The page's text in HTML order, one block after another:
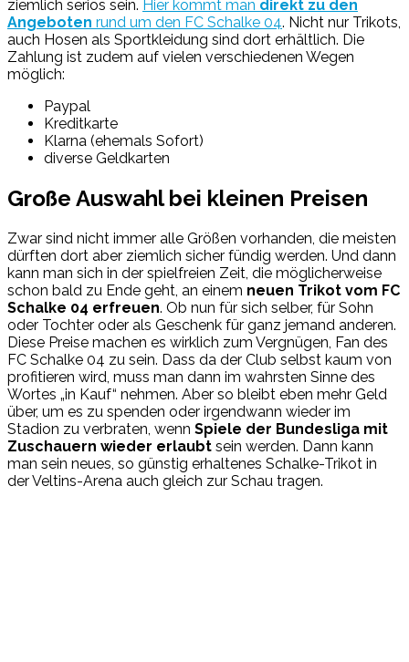
ziemlich seriös sein. Hier kommt man direkt zu den
Angeboten rund um den FC Schalke 04. Nicht nur Trikots,
auch Hosen als Sportkleidung sind dort erhältlich. Die
Zahlung ist zudem auf vielen verschiedenen Wegen
möglich:
Paypal
Kreditkarte
Klarna (ehemals Sofort)
diverse Geldkarten
Große Auswahl bei kleinen Preisen
Zwar sind nicht immer alle Größen vorhanden, die meisten
dürften dort aber ziemlich sicher fündig werden. Und dann
kann man sich in der spielfreien Zeit, die möglicherweise
schon bald zu Ende geht, an einem neuen Trikot vom FC
Schalke 04 erfreuen. Ob nun für sich selber, für Sohn
oder Tochter oder als Geschenk für ganz jemand anderen.
Diese Preise machen es wirklich zum Vergnügen, Fan des
FC Schalke 04 zu sein. Dass da der Club selbst kaum von
profitieren wird, muss man dann im wahrsten Sinne des
Wortes „in Kauf“ nehmen. Aber so bleibt eben mehr Geld
über, um es zu spenden oder irgendwann wieder im
Stadion zu verbraten, wenn Spiele der Bundesliga mit
Zuschauern wieder erlaubt sein werden. Dann kann
man sein neues, so günstig erhaltenes Schalke-Trikot in
der Veltins-Arena auch gleich zur Schau tragen.